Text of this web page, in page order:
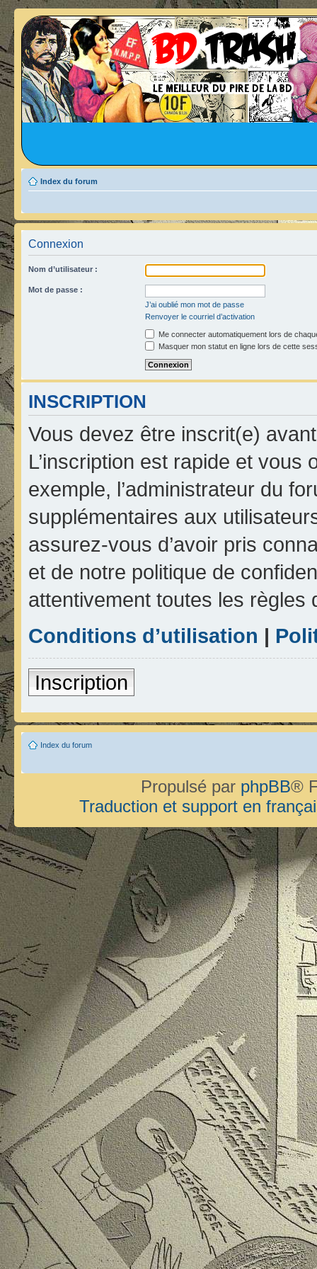
Index du forum
Connexion
Nom d’utilisateur :
Mot de passe :
J’ai oublié mon mot de passe
Renvoyer le courriel d’activation
Me connecter automatiquement lors de
Masquer mon statut en ligne lors de cette
INSCRIPTION
Vous devez être inscrit(e)
L’inscription est rapide et
exemple, l’administrateur du
supplémentaires aux
assurez-vous d’avoir pris
et de notre politique de
attentivement toutes les règles
Conditions d’utilisation |
Inscription
Index du forum
Propulsé par phpBB®
Traduction et support en